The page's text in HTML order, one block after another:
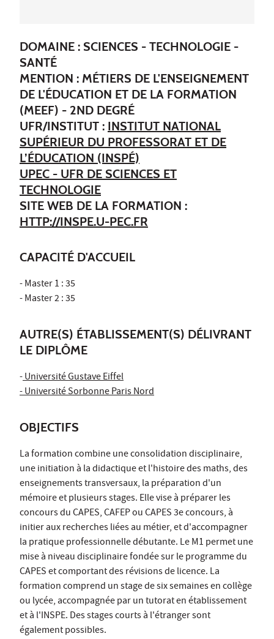
DOMAINE : SCIENCES - TECHNOLOGIE -
SANTÉ
MENTION : MÉTIERS DE L'ENSEIGNEMENT
DE L'ÉDUCATION ET DE LA FORMATION
(MEEF) - 2ND DEGRÉ
UFR/INSTITUT : INSTITUT NATIONAL
SUPÉRIEUR DU PROFESSORAT ET DE
L’ÉDUCATION (INSPÉ)
UPEC - UFR DE SCIENCES ET
TECHNOLOGIE
SITE WEB DE LA FORMATION :
HTTP://INSPE.U-PEC.FR
CAPACITÉ D'ACCUEIL
- Master 1 : 35
- Master 2 : 35
AUTRE(S) ÉTABLISSEMENT(S) DÉLIVRANT
LE DIPLÔME
-Université Gustave Eiffel
- Université Sorbonne Paris Nord
OBJECTIFS
La formation combine une consolidation disciplinaire,
une initiation à la didactique et l'histoire des maths, des
enseignements transversaux, la préparation d'un
mémoire et plusieurs stages. Elle vise à préparer les
concours du CAPES, CAFEP ou CAPES 3e concours, à
initier aux recherches liées au métier, et d'accompagner
la pratique professionnelle débutante. Le M1 permet une
mise à niveau disciplinaire fondée sur le programme du
CAPES et comportant des révisions de licence. La
formation comprend un stage de six semaines en collège
ou lycée, accompagnée par un tutorat en établissement
et à l'INSPE. Des stages courts à l'étranger sont
également possibles.